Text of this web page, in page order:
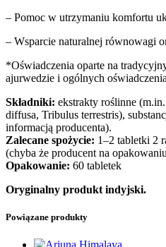
– Pomoc w utrzymaniu komfortu
– Wsparcie naturalnej równowagi
*Oświadczenia oparte na
ajurwedzie i ogólnych
Składniki: ekstrakty roślinne
diffusa, Tribulus terrestris),
informacją producenta).
Zalecane spożycie: 1–2 tabletki 2
(chyba że producent na
Opakowanie: 60 tabletek
Oryginalny produkt indyjski.
Powiązane produkty